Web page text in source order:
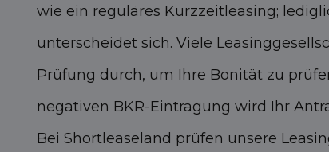
wie ein reguläres Kurzzeitleasing;
unterscheidet sich. Viele
Prüfung durch, um Ihre Bonität zu
negativen BKR-Eintragung wird Ihr
Bei Shortleaseland prüfen unsere